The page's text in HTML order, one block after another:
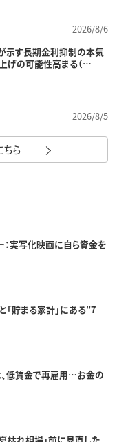
2026/8/6
示す長期金利抑制の本気
げの可能性高まる（…
2026/8/5
ちら
：実写化映画に自ら資金を
「貯まる家計」にある"7
低賃金で再雇用…お金の